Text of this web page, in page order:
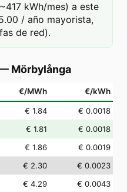
kWh/mes) a este
/ año mayorista,
de red).
Mörbylånga
€/MWh €/kWh
€ 1.84
€ 0.0018
€ 1.81
€ 0.0018
€ 1.86
€ 0.0019
€ 2.30
€ 0.0023
€ 4.29
€ 0.0043